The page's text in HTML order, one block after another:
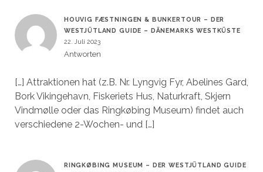
HOUVIG FÆSTNINGEN & BUNKERTOUR – DER
WESTJÜTLAND GUIDE – DÄNEMARKS WESTKÜSTE
22. Juli 2023
Antworten
[…] Attraktionen hat (z.B. Nr. Lyngvig Fyr, Abelines Gard,
Bork Vikingehavn, Fiskeriets Hus, Naturkraft, Skjern
Vindmølle oder das Ringkøbing Museum) findet auch
verschiedene 2-Wochen- und […]
RINGKØBING MUSEUM – DER WESTJÜTLAND GUIDE